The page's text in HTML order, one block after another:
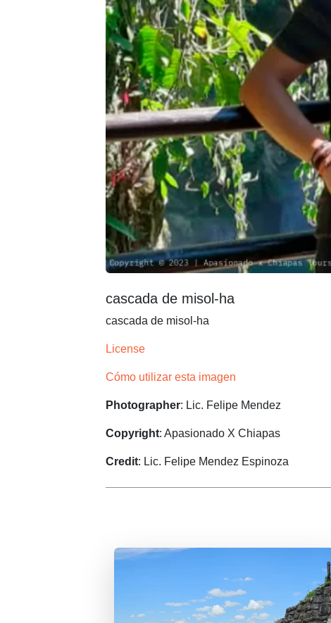
cascada de misol-ha
cascada de misol-ha
License
Cómo utilizar esta imagen
Photographer: Lic. Felipe Mendez
Copyright: Apasionado X Chiapas
Credit: Lic. Felipe Mendez Espinoza